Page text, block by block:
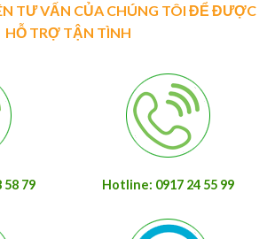
TƯ VẤN CỦA CHÚNG TÔI ĐỂ ĐƯỢC
HỖ TRỢ TẬN TÌNH
79 Hotline: 0917 24 55 99